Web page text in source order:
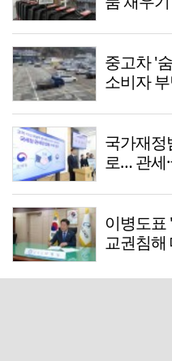
중고차 '
소비자
국가재정
로… 관세
이병도
교권침해